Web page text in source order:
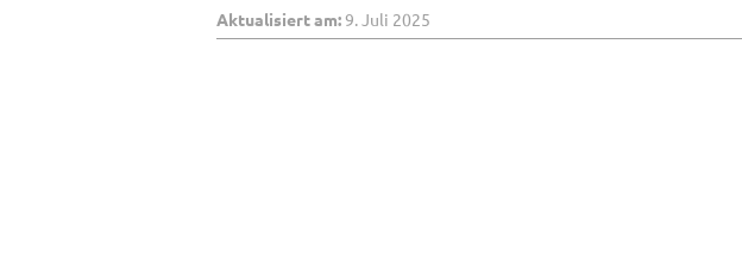
Aktualisiert am: 9. Juli 2025